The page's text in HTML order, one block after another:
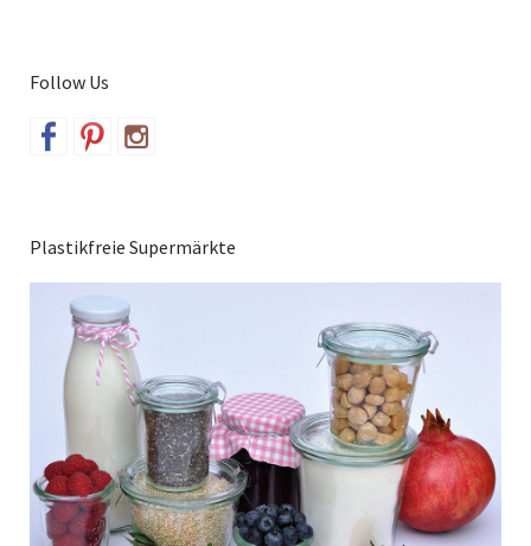
Follow Us
Plastikfreie Supermärkte